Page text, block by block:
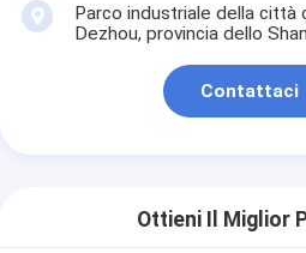
Parco industriale della città
Dezhou, provincia dello
Contattaci
Ottieni Il Miglior